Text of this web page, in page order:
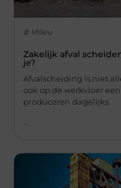
Milieu
Zakelijk afval
je?
Afvalscheiding is niet
ook op de werkvloer
produceren dagelijks
...